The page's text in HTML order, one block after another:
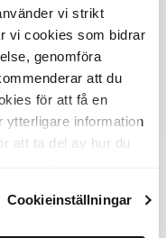
vi strikt
vi cookies som bidrar
genomföra
att du
för att få en
ytterligare information
att ta del av hur du
Cookieinställningar
755
kr/st
1216
kr/st
KÖP
1109
kr/st
KÖP